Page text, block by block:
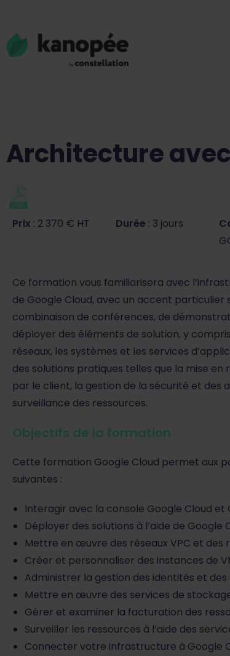
Architecture
Prix : 2 370 € HT Durée : 3 jours
Ce formation vous familiarisera avec
de Google Cloud, avec un accent particulier
combinaison de conférences, de
déployer des éléments de solution, y
réseaux, les systèmes et les services
des solutions pratiques telles que la mise
par le client, la gestion de la sécurité et des
surveillance des ressources.
Objectifs de la formation
Cette formation Google Cloud permet aux
suivantes :
Interagir avec la console Google Cloud et
Déployer des solutions à l’aide de
Mettre en œuvre des réseaux VPC et des
Créer et personnaliser des instances de
Administrer la gestion des identités et
Mettre en œuvre des services de
Gérer et examiner la facturation des
Surveiller les ressources à l’aide des
Connecter votre infrastructure à Google